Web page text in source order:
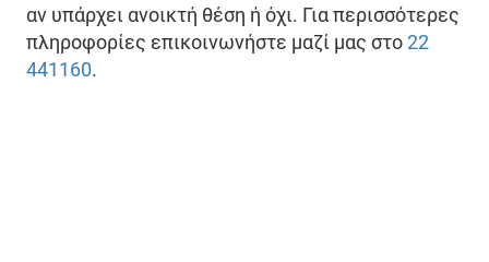
αν υπάρχει ανοικτή θέση ή όχι. Για περισσότερες
πληροφορίες επικοινωνήστε μαζί μας στο22
441160.